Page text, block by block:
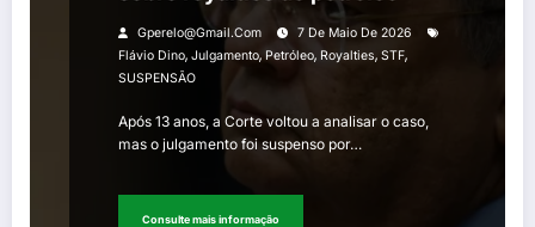
Gperelo@gmail.com
7 De Maio De 2026
Flávio Dino, Julgamento, Petróleo, Royalties, STF,
SUSPENSÃO
Após 13 anos, a Corte voltou a analisar o caso,
mas o julgamento foi suspenso por…
Consulte mais informação